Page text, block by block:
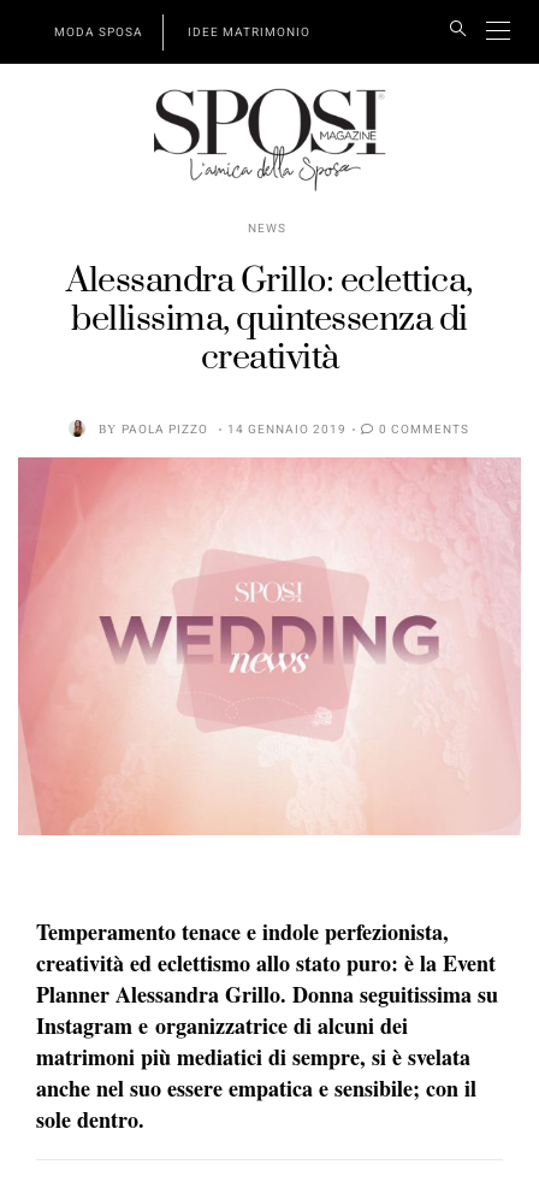
MODA SPOSA IDEE MATRIMONIO
NEWS
Alessandra Grillo: eclettica,
bellissima, quintessenza di
creatività
BY PAOLA PIZZO 14 GENNAIO 2019 0 COMMENTS
Temperamento tenace e indole perfezionista,
creatività ed eclettismo allo stato puro: è la Event
Planner Alessandra Grillo. Donna seguitissima su
Instagram e organizzatrice di alcuni dei
matrimoni più mediatici di sempre, si è svelata
anche nel suo essere empatica e sensibile; con il
sole dentro.